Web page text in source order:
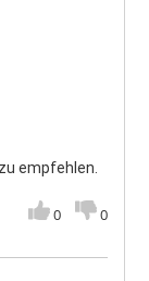
empfehlen.
0 0